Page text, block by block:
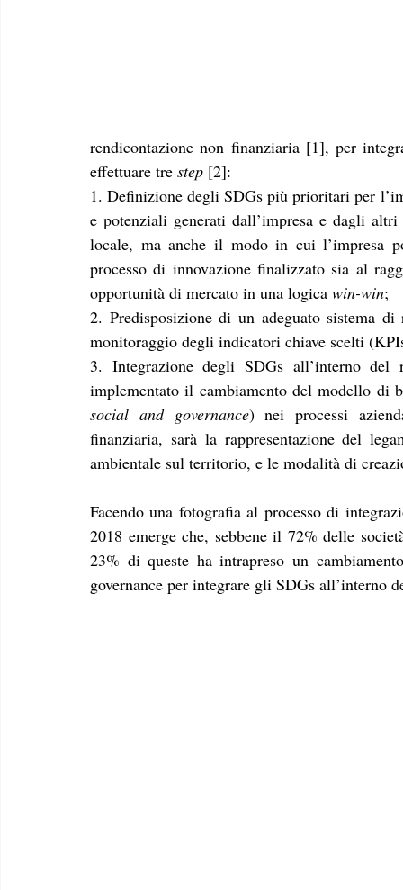
rendicontazione non finanziaria [1], per
effettuare tre step [2]:
1. Definizione degli SDGs più prioritari per
e potenziali generati dall’impresa e dagli
locale, ma anche il modo in cui l’impresa
processo di innovazione finalizzato sia al
opportunità di mercato in una logica win-win;
2. Predisposizione di un adeguato sistema
monitoraggio degli indicatori chiave scelti
3. Integrazione degli SDGs all’interno
implementato il cambiamento del modello di
social and governance) nei processi
finanziaria, sarà la rappresentazione del
ambientale sul territorio, e le modalità di
Facendo una fotografia al processo di
2018 emerge che, sebbene il 72% delle
23% di queste ha intrapreso un
governance per integrare gli SDGs all’interno